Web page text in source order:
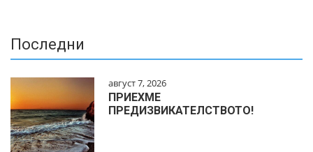
Последни
август 7, 2026
ПРИЕХМЕ
ПРЕДИЗВИКАТЕЛСТВОТО!